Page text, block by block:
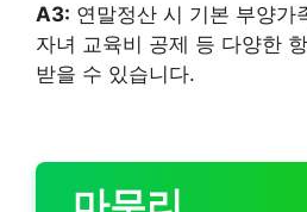
A3: 연말정산 시 기본 부양가
자녀 교육비 공제 등 다양한
받을 수 있습니다.